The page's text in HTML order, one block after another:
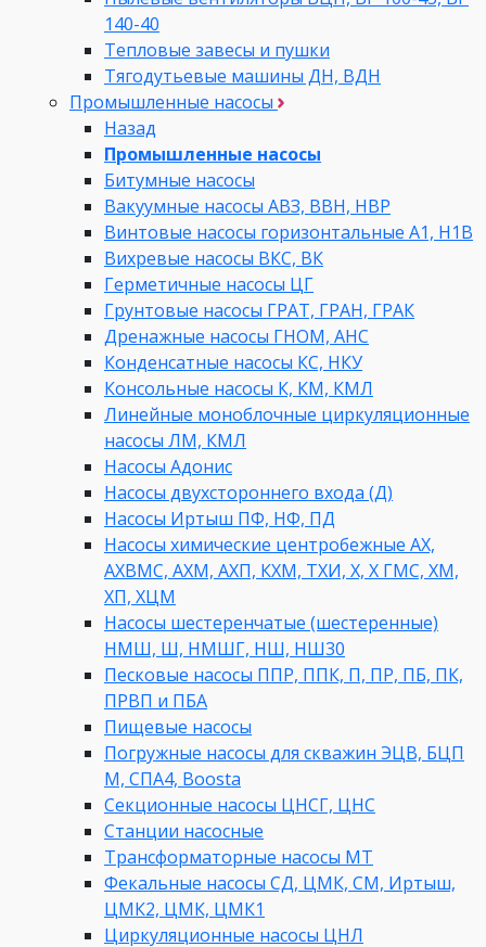
140-40
Тепловые завесы и пушки
Тягодутьевые машины ДН, ВДН
Промышленные насосы
Назад
Промышленные насосы
Битумные насосы
Вакуумные насосы АВЗ, ВВН, НВР
Винтовые насосы горизонтальные А1, Н1В
Вихревые насосы ВКС, ВК
Герметичные насосы ЦГ
Грунтовые насосы ГРАТ, ГРАН, ГРАК
Дренажные насосы ГНОМ, АНС
Конденсатные насосы КС, НКУ
Консольные насосы К, КМ, КМЛ
Линейные моноблочные циркуляционные
насосы ЛМ, КМЛ
Насосы Адонис
Насосы двухстороннего входа (Д)
Насосы Иртыш ПФ, НФ, ПД
Насосы химические центробежные АХ,
АХВМС, АХМ, АХП, КХМ, ТХИ, Х, Х ГМС, ХМ,
ХП, ХЦМ
Насосы шестеренчатые (шестеренные)
НМШ, Ш, НМШГ, НШ, НШ30
Песковые насосы ППР, ППК, П, ПР, ПБ, ПК,
ПРВП и ПБА
Пищевые насосы
Погружные насосы для скважин ЭЦВ, БЦП
М, СПА4, Boosta
Секционные насосы ЦНСГ, ЦНС
Станции насосные
Трансформаторные насосы МТ
Фекальные насосы СД, ЦМК, СМ, Иртыш,
ЦМК2, ЦМК, ЦМК1
Циркуляционные насосы ЦНЛ